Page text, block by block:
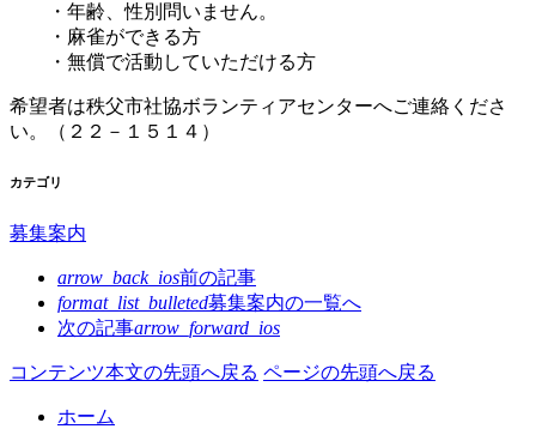
・年齢、性別問いません。
・麻雀ができる方
・無償で活動していただける方
希望者は秩父市社協ボランティアセンターへご連絡くださ
い。（２２－１５１４）
カテゴリ
募集案内
arrow_back_ios前の記事
format_list_bulleted募集案内の一覧へ
次の記事arrow_forward_ios
コンテンツ本文の先頭へ戻る ページの先頭へ戻る
ホーム